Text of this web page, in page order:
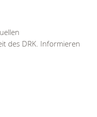
des DRK. Informieren